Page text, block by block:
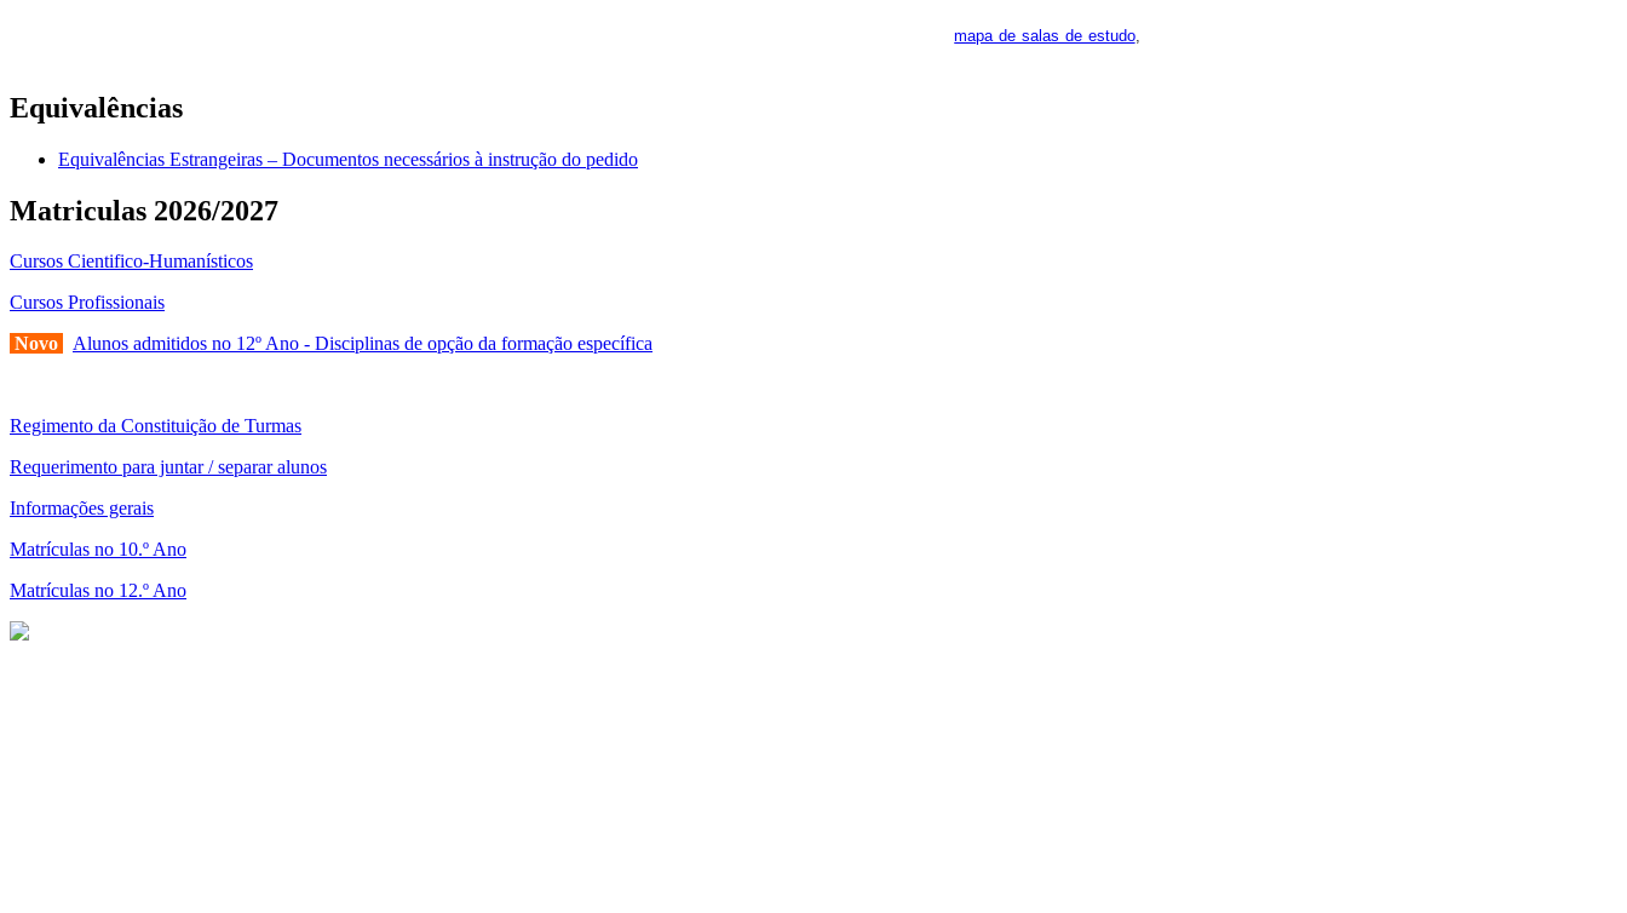
mapa de salas de estudo,
Equivalências
Equivalências Estrangeiras – Documentos necessários à instrução do pedido
Matriculas 2026/2027
Cursos Cientifico-Humanísticos
Cursos Profissionais
Novo
Alunos admitidos no 12º Ano - Disciplinas de opção da formação específica
Regimento da Constituição de Turmas
Requerimento para juntar / separar alunos
Informações gerais
Matrículas no 10.º Ano
Matrículas no 12.º Ano